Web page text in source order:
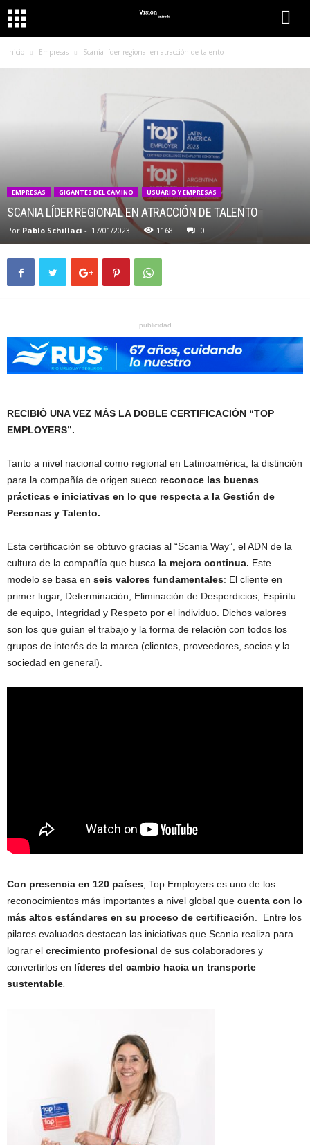
Inicio Empresas Scania líder regional en atracción de talento
EMPRESAS GIGANTES DEL CAMINO USUARIO Y EMPRESAS
SCANIA LÍDER REGIONAL EN ATRACCIÓN DE TALENTO
Por Pablo Schillaci - 17/01/2023 1168 0
publicidad
RECIBIÓ UNA VEZ MÁS LA DOBLE CERTIFICACIÓN “TOP
EMPLOYERS”.
Tanto a nivel nacional como regional en Latinoamérica, la distinción
para la compañía de origen sueco reconoce las buenas
prácticas e iniciativas en lo que respecta a la Gestión de
Personas y Talento.
Esta certificación se obtuvo gracias al “Scania Way”, el ADN de la
cultura de la compañía que busca la mejora continua. Este
modelo se basa en seis valores fundamentales: El cliente en
primer lugar, Determinación, Eliminación de Desperdicios, Espíritu
de equipo, Integridad y Respeto por el individuo. Dichos valores
son los que guían el trabajo y la forma de relación con todos los
grupos de interés de la marca (clientes, proveedores, socios y la
sociedad en general).
Con presencia en 120 países, Top Employers es uno de los
reconocimientos más importantes a nivel global que cuenta con lo
más altos estándares en su proceso de certificación. Entre los
pilares evaluados destacan las iniciativas que Scania realiza para
lograr el crecimiento profesional de sus colaboradores y
convertirlos en líderes del cambio hacia un transporte
sustentable.